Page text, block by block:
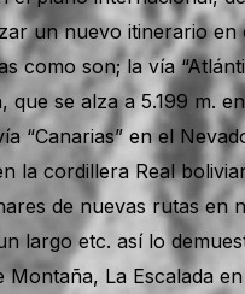
un nuevo itinerario en
como son; la vía
que se alza a 5.199 m.
“Canarias” en el
la cordillera Real
de nuevas rutas en
largo etc. así lo
Montaña, La Escalada